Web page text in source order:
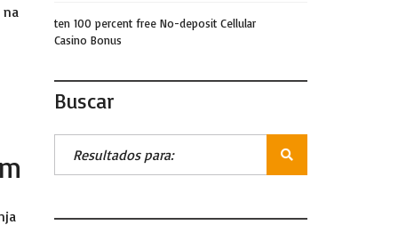
ten 100 percent free No-deposit Cellular
Casino Bonus
Buscar